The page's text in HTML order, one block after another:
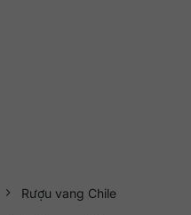
Rượu vang Chile